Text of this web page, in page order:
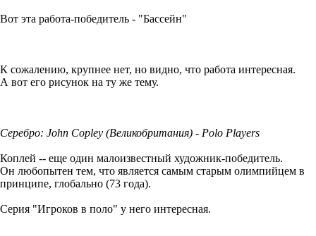
Вот эта работа-победитель - "Бассейн"
К сожалению, крупнее нет, но видно, что работа интересная.
А вот его рисунок на ту же тему.
Серебро: John Copley (Великобритания) - Polo Players
Коплей -- еще один малоизвестный художник-победитель.
Он любопытен тем, что является самым старым олимпийцем в
принципе, глобально (73 года).
Серия "Игроков в поло" у него интересная.